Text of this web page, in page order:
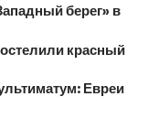
берег» в
красный
Евреи